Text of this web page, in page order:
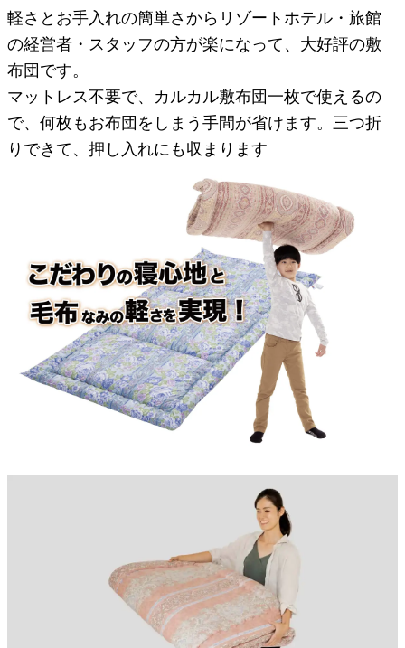
軽さとお手入れの簡単さからリゾートホテル・旅館
の経営者・スタッフの方が楽になって、大好評の敷
布団です。
マットレス不要で、カルカル敷布団一枚で使えるの
で、何枚もお布団をしまう手間が省けます。三つ折
りできて、押し入れにも収まります